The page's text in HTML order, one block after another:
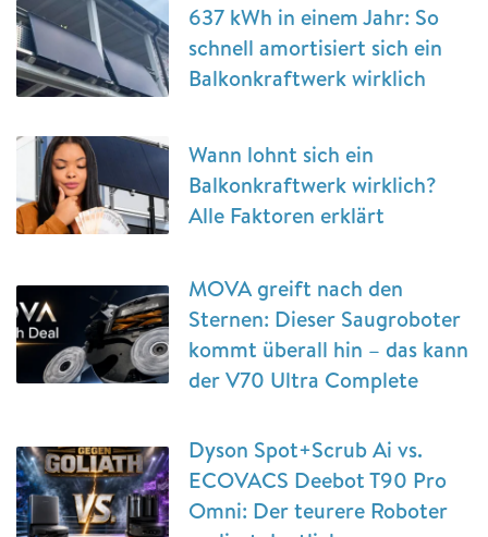
637 kWh in einem Jahr: So
schnell amortisiert sich ein
Balkonkraftwerk wirklich
Wann lohnt sich ein
Balkonkraftwerk wirklich?
Alle Faktoren erklärt
MOVA greift nach den
Sternen: Dieser Saugroboter
kommt überall hin – das kann
der V70 Ultra Complete
Dyson Spot+Scrub Ai vs.
ECOVACS Deebot T90 Pro
Omni: Der teurere Roboter